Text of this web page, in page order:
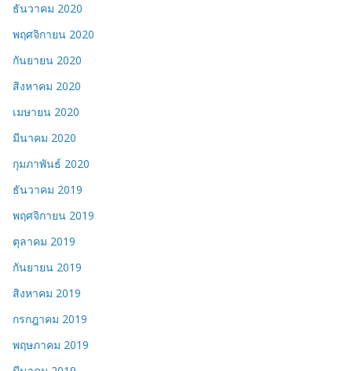
ธันวาคม 2020
พฤศจิกายน 2020
กันยายน 2020
สิงหาคม 2020
เมษายน 2020
มีนาคม 2020
กุมภาพันธ์ 2020
ธันวาคม 2019
พฤศจิกายน 2019
ตุลาคม 2019
กันยายน 2019
สิงหาคม 2019
กรกฎาคม 2019
พฤษภาคม 2019